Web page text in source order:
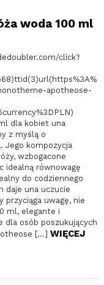
woda 100 ml
click?
apotheose-
dla kobiet una
z myślą o
Jego kompozycja
wzbogacone
idealną równowagę
do codziennego
daje una uczucie
przyciąga uwagę, nie
ml, elegante i
dla osób poszukujących
[…] WIĘCEJ